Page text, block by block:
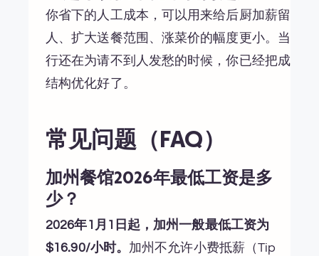
你省下的人工成本，可以用来给后厨加薪留
人、扩大送餐范围、涨菜价的幅度更小。当同
行还在为请不到人发愁的时候，你已经把成本
结构优化好了。
常见问题（FAQ）
加州餐馆2026年最低工资是多
少？
2026年1月1日起，加州一般最低工资为
$16.90/小时。 加州不允许小费抵薪（Tip